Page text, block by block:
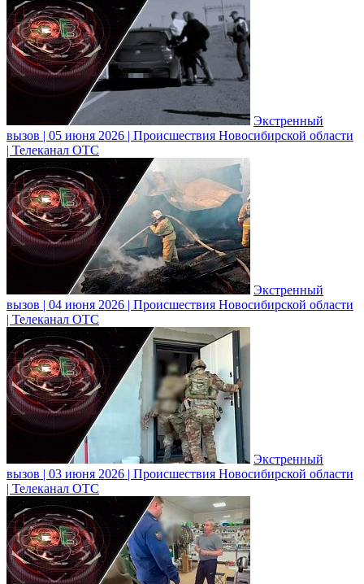
Экстренный
вызов | 05 июня 2026 | Происшествия Новосибирской области
| Телеканал ОТС
Экстренный
вызов | 04 июня 2026 | Происшествия Новосибирской области
| Телеканал ОТС
Экстренный
вызов | 03 июня 2026 | Происшествия Новосибирской области
| Телеканал ОТС